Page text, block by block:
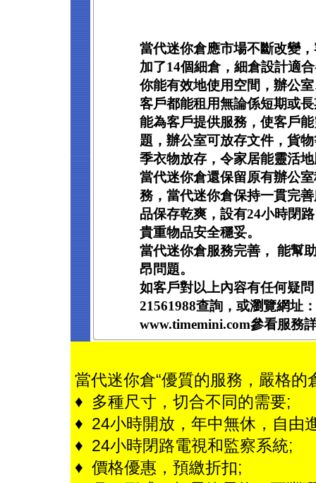
當代迷你倉應市場不斷改變
加了14個細倉，細倉設計適
你能有效地使用空間，辦公
客戶都能租用無論係短期或
能為客戶提供服務，使客戶
題，辦公室可放存文件，貨
季衣物放存，令家居能靈活
當代迷你倉還保留原有辦公
務，當代迷你倉保持一貫完
品保存乾爽，設有24小時閉
貴重物品安全穩妥。
當代迷你倉服務完善， 能幫
昂問題。
如客戶對以上內容有任何疑
21561988查詢，或瀏覽網址：
www.timemini.com參看服務
當代迷你倉“優質的服務，嚴格
♦ 多種尺寸，切合不同的需要;
♦ 24小時開放，年中無休，自由
♦ 24小時閉路電視和監察系統;
♦ 價格優惠，預繳折扣;